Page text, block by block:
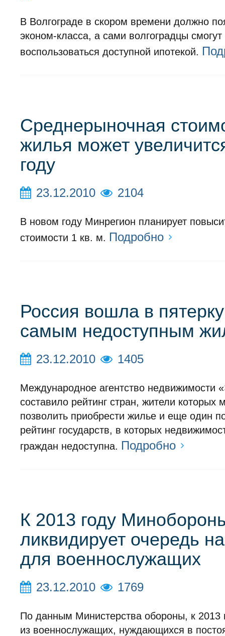
В Волгограде в скором времени должно
эконом-класса, а сами волгоградцы смогут
воспользоваться доступной ипотекой.
Среднерыночная
жилья может
году
23.12.2010 2104
В новом году Минрегион планирует
стоимости 1 кв. м. Подробно
Россия вошла в
самым недоступным
23.12.2010 1405
Международное агентство недвижимости
составило рейтинг стран, жители которых
позволить приобрести жилье и еще один
рейтинг государств, в которых
граждан недоступна. Подробно
К 2013 году
ликвидирует очередь
для военнослужащих
23.12.2010 1769
По данным Министерства обороны, к 2013
из военнослужащих, нуждающихся в